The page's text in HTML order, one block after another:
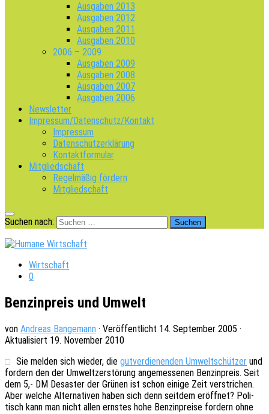
Ausgaben 2013
Ausgaben 2012
Ausgaben 2011
Ausgaben 2010
2006 – 2009
Ausgaben 2009
Ausgaben 2008
Ausgaben 2007
Ausgaben 2006
Newsletter
Impressum/Datenschutz/Kontakt
Impressum
Datenschutzerklärung
Kontaktformular
Mitgliedschaft
Regelmäßig fördern
Mitgliedschaft
Suchen nach:
Wirtschaft
0
Benzinpreis und Umwelt
von Andreas Bangemann · Veröffentlicht 14. September 2005 ·
Aktualisiert 19. November 2010
Sie melden sich wieder, die gutver­die­nen­den Umwelt­schüt­zer und
fordern den der Umwelt­zer­stö­rung ange­mes­se­nen Benzin­preis. Seit
dem 5,- DM Desas­ter der Grünen ist schon einige Zeit verstri­chen.
Aber welche Alter­na­ti­ven haben sich denn seit­dem eröff­net? Poli­
tisch kann man nicht allen erns­tes hohe Benzin­prei­se fordern ohne